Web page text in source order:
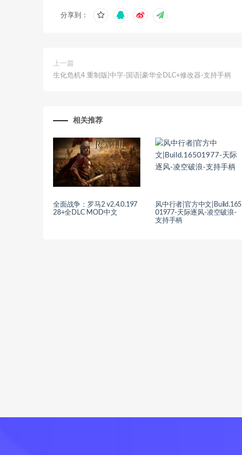
分享到：
上一篇
生化危机4 重制版|中字-国语|豪华全DLC+修改器-支持手柄
相关推荐
全面战争：罗马2 v2.4.0.197
28+全DLC MOD中文
风中行者|官方中文|Build.165
01977-天际逐风-凌空破浪-
支持手柄